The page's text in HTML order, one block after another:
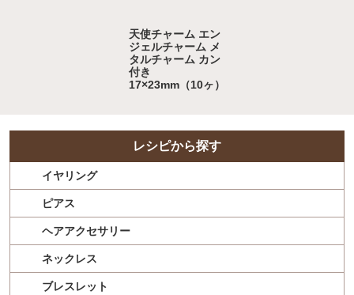
天使チャーム エン
ジェルチャーム メ
タルチャーム カン
付き
17×23mm（10ヶ）
レシピから探す
イヤリング
ピアス
ヘアアクセサリー
ネックレス
ブレスレット